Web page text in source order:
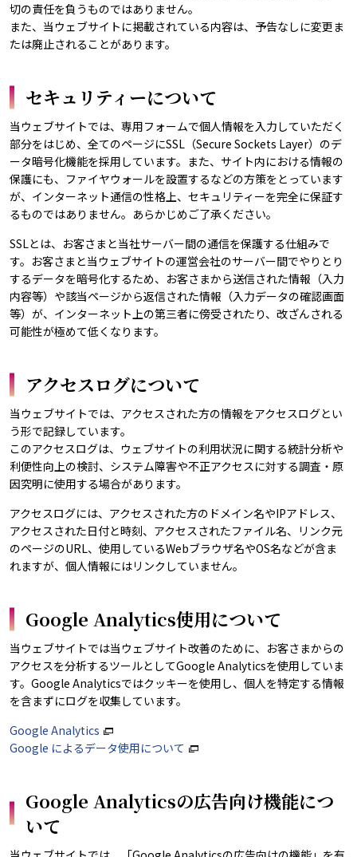
切の責任を負うものではありません。
また、当ウェブサイトに掲載されている内容は、予告なしに変更ま
たは廃止されることがあります。
セキュリティーについて
当ウェブサイトでは、専用フォームで個人情報を入力していただく
部分をはじめ、全てのページにSSL（Secure Sockets Layer）のデ
ータ暗号化機能を採用しています。また、サイト内における情報の
保護にも、ファイヤウォールを設置するなどの方策をとっています
が、インターネット通信の性格上、セキュリティーを完全に保証す
るものではありません。あらかじめご了承ください。
SSLとは、お客さまと当社サーバー間の通信を保護する仕組みで
す。お客さまと当ウェブサイトの運営会社のサーバー間でやりとり
するデータを暗号化するため、お客さまから送信された情報（入力
内容等）や該当ページから返信された情報（入力データの確認画面
等）が、インターネット上の第三者に傍受されたり、改ざんされる
可能性が極めて低くなります。
アクセスログについて
当ウェブサイトでは、アクセスされた方の情報をアクセスログとい
う形で記録しています。
このアクセスログは、ウェブサイトの利用状況に関する統計分析や
利便性向上の検討、システム障害や不正アクセスに対する調査・原
因究明に使用する場合があります。
アクセスログには、アクセスされた方のドメイン名やIPアドレス、
アクセスされた日付と時刻、アクセスされたファイル名、リンク元
のページのURL、使用しているWebブラウザ名やOS名などが含ま
れますが、個人情報にはリンクしていません。
Google Analytics使用について
当ウェブサイトでは当ウェブサイト改善のために、お客さまからの
アクセスを分析するツールとしてGoogle Analyticsを使用していま
す。Google Analyticsではクッキーを使用し、個人を特定する情報
を含まずにログを収集しています。
Google Analytics
Google によるデータ使用について
Google Analyticsの広告向け機能につ
いて